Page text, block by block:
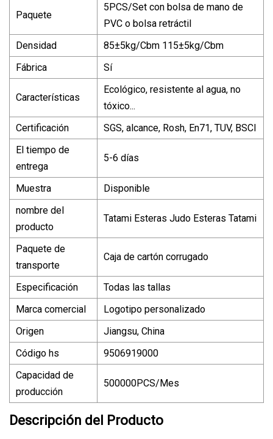
Paquete
5PCS/Set con bolsa de mano de
PVC o bolsa retráctil
Densidad
85±5kg/Cbm 115±5kg/Cbm
Fábrica
Sí
Características
Ecológico, resistente al agua, no
tóxico...
Certificación
SGS, alcance, Rosh, En71, TUV, BSCI
El tiempo de
entrega
5-6 días
Muestra
Disponible
nombre del
producto
Tatami Esteras Judo Esteras Tatami
Paquete de
transporte
Caja de cartón corrugado
Especificación
Todas las tallas
Marca comercial
Logotipo personalizado
Origen
Jiangsu, China
Código hs
9506919000
Capacidad de
producción
500000PCS/Mes
Descripción del Producto